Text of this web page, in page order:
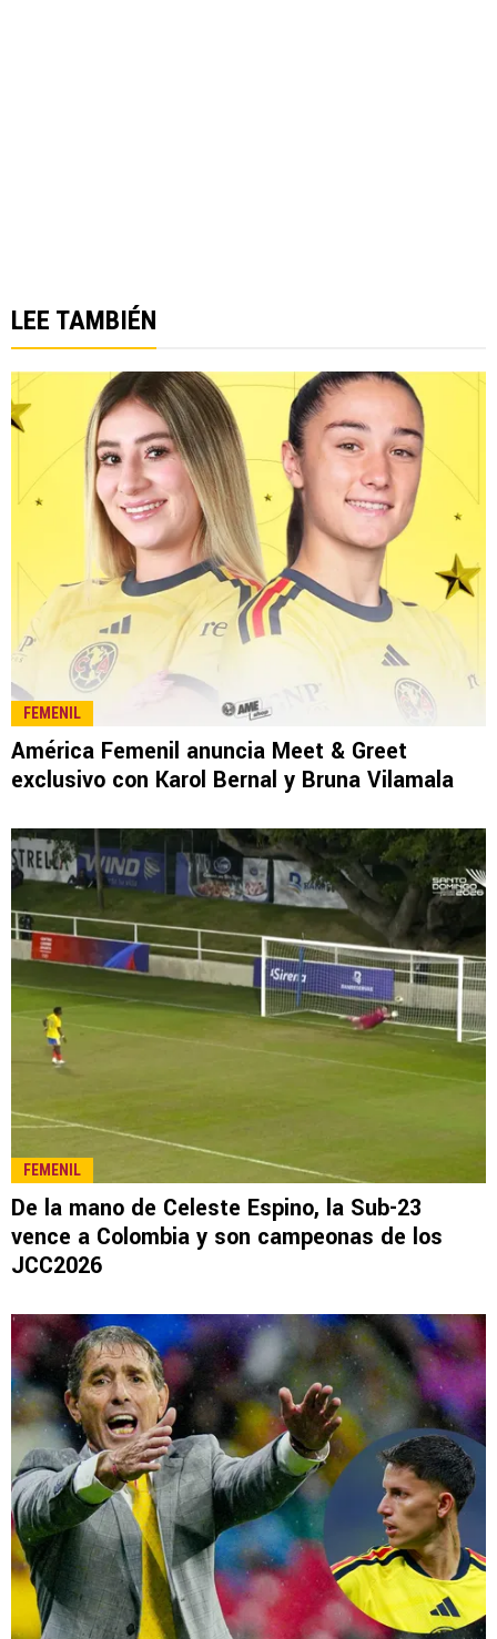
LEE TAMBIÉN
FEMENIL
América Femenil anuncia Meet & Greet
exclusivo con Karol Bernal y Bruna Vilamala
FEMENIL
De la mano de Celeste Espino, la Sub-23
vence a Colombia y son campeonas de los
JCC2026